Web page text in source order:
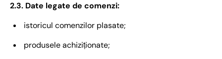
2.3. Date legate de comenzi:
istoricul comenzilor plasate;
produsele achiziționate;